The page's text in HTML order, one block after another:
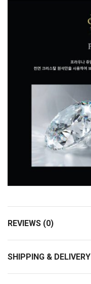
REVIEWS (0)
SHIPPING & DELIVERY